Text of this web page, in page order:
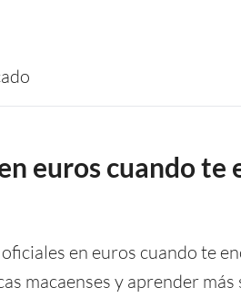
euros cuando te
en euros cuando te
macaenses y aprender